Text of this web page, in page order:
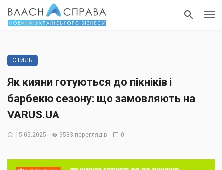
СТИЛЬ
Як кияни готуються до пікніків і
барбекю сезону: що замовляють на
VARUS.UA
15.05.2025 9533 переглядів 0